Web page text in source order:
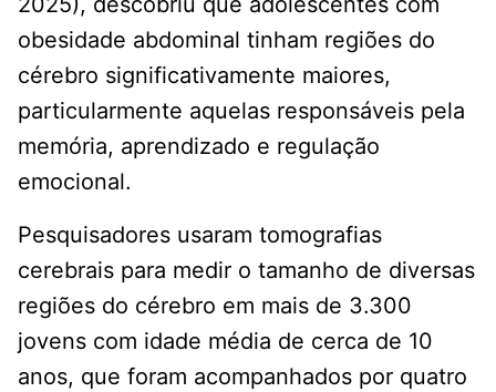
obesidade abdominal tinham regiões do
cérebro significativamente maiores,
particularmente aquelas responsáveis ​​pela
memória, aprendizado e regulação
emocional.
Pesquisadores usaram tomografias
cerebrais para medir o tamanho de diversas
regiões do cérebro em mais de 3.300
jovens com idade média de cerca de 10
anos, que foram acompanhados por quatro